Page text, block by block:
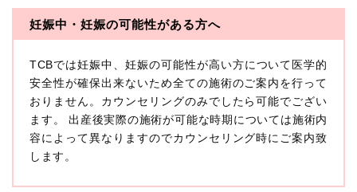
・医療法人社団創彩会
本プライバシーポリシーにおいて「個人情報」とは、生
存する個人に関する情報であって、当該情報に含まれる
氏名、生年月日その他の記述等により特定の個人を識別
できるもの又は個人識別符号（個人情報保護委員会の政
令に準じます。）が含まれるものをいいます。
収集した患者様に関する情報には、単独のままでは特定
の個人を識別できない情報もありますが、他の情報と組
み合わせることにより特定の個人を識別できる場合、か
に扱うものとします。
妊娠中・妊娠の可能性がある方へ
TCBでは妊娠中、妊娠の可能性が高い方について医学的
安全性が確保出来ないため全ての施術のご案内を行って
おりません。カウンセリングのみでしたら可能でござい
ます。 出産後実際の施術が可能な時期については施術内
容によって異なりますのでカウンセリング時にご案内致
します。